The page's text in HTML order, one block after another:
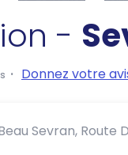
-
Donnez votre
Sevran, Route